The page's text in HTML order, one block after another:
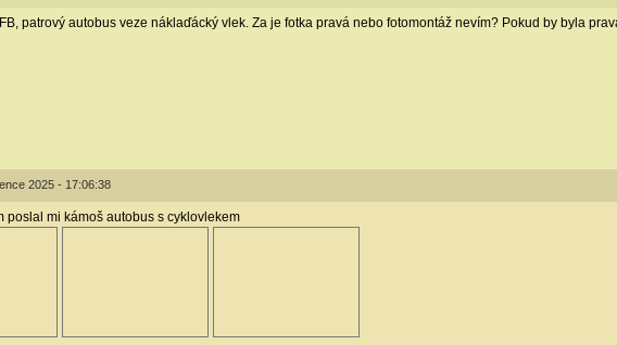
patrový autobus veze náklaďácký vlek. Za je fotka pravá nebo fotomontáž nevím? Pokud by byla
2025 - 17:06:38
poslal mi kámoš autobus s cyklovlekem